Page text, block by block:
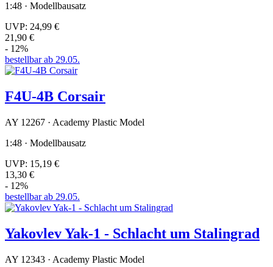
1:48 · Modellbausatz
UVP: 24,99 €
21,90 €
- 12%
bestellbar ab 29.05.
F4U-4B Corsair
AY 12267 · Academy Plastic Model
1:48 · Modellbausatz
UVP: 15,19 €
13,30 €
- 12%
bestellbar ab 29.05.
Yakovlev Yak-1 - Schlacht um Stalingrad
AY 12343 · Academy Plastic Model